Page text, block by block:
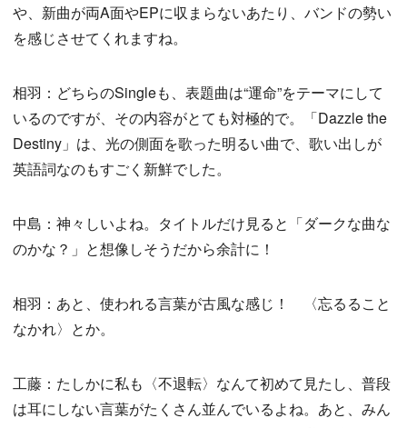
や、新曲が両A面やEPに収まらないあたり、バンドの勢い
を感じさせてくれますね。
相羽：どちらのSingleも、表題曲は“運命”をテーマにして
いるのですが、その内容がとても対極的で。「Dazzle the
Destiny」は、光の側面を歌った明るい曲で、歌い出しが
英語詞なのもすごく新鮮でした。
中島：神々しいよね。タイトルだけ見ると「ダークな曲な
のかな？」と想像しそうだから余計に！
相羽：あと、使われる言葉が古風な感じ！ 〈忘るること
なかれ〉とか。
工藤：たしかに私も〈不退転〉なんて初めて見たし、普段
は耳にしない言葉がたくさん並んでいるよね。あと、みん